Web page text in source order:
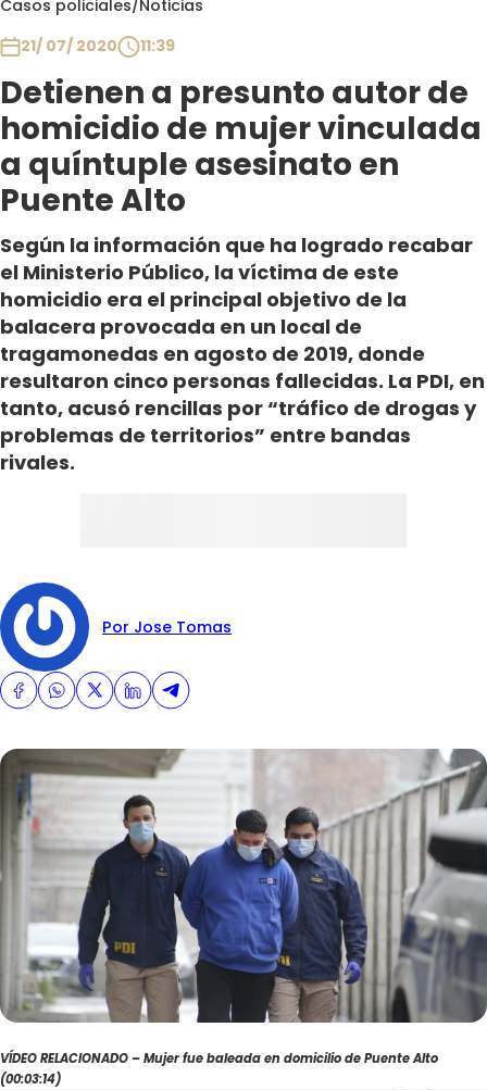
Casos policiales/Noticias
21/ 07/ 2020
11:39
Detienen a presunto autor de
homicidio de mujer vinculada
a quíntuple asesinato en
Puente Alto
Según la información que ha logrado recabar
el Ministerio Público, la víctima de este
homicidio era el principal objetivo de la
balacera provocada en un local de
tragamonedas en agosto de 2019, donde
resultaron cinco personas fallecidas. La PDI, en
tanto, acusó rencillas por “tráfico de drogas y
problemas de territorios” entre bandas
rivales.
Por Jose Tomas
VÍDEO RELACIONADO – Mujer fue baleada en domicilio de Puente Alto
(00:03:14)
Club De La Comedia
Contigo en Directo
Plan Perfecto
El Tiempo
Sabingo
Todos Los Programas